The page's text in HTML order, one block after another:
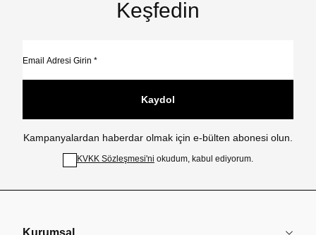
Keşfedin
Kaydol
Kampanyalardan haberdar olmak için e-bülten abonesi olun.
KVKK Sözleşmesi'ni okudum, kabul ediyorum.
Kurumsal